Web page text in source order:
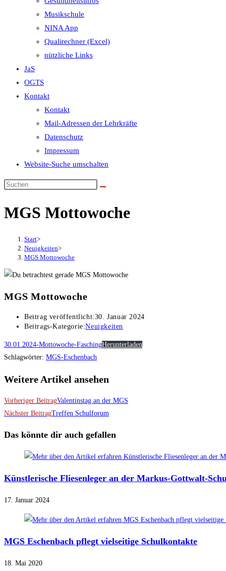
Musikschule
NINA App
Qualirechner (Excel)
nützliche Links
JaS
OGTS
Kontakt
Kontakt
Mail-Adressen der Lehrkräfte
Datenschutz
Impressum
Website-Suche umschalten
MGS Mottowoche
Start>
Neuigkeiten>
MGS Mottowoche
MGS Mottowoche
Beitrag veröffentlicht:30. Januar 2024
Beitrags-Kategorie:Neuigkeiten
30.01.2024-Mottowoche-FaschingHerunterladen
Schlagwörter: MGS-Eschenbach
Weitere Artikel ansehen
Vorheriger BeitragValentinstag an der MGS
Nächster BeitragTreffen Schulforum
Das könnte dir auch gefallen
Künstlerische Fliesenleger an der Markus-Gottwalt-
17. Januar 2024
MGS Eschenbach pflegt vielseitige Schulkontakte
18. Mai 2020